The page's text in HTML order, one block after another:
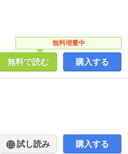
無料増量中
無料で読む 購入する
試し読み 購入する